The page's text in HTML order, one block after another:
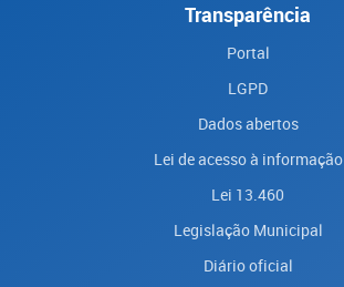
Transparência
Portal
LGPD
Dados abertos
Lei de acesso à informação
Lei 13.460
Legislação Municipal
Diário oficial